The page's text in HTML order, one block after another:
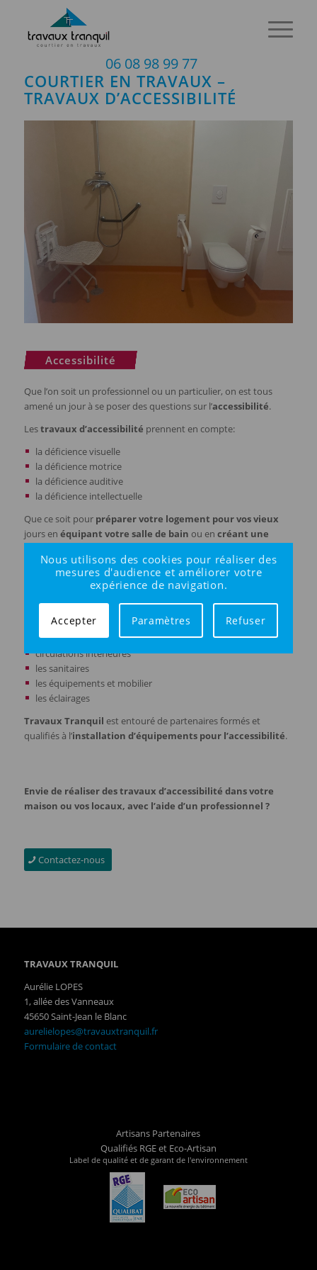
06 08 98 99 77
COURTIER EN TRAVAUX –
TRAVAUX D’ACCESSIBILITÉ
Accessibilité
Que l’on soit un professionnel ou un particulier, on est tous
amené un jour à se poser des questions sur l’accessibilité.
Lestravaux d’accessibilité prennent en compte:
la déficience visuelle
la déficience motrice
la déficience auditive
la déficience intellectuelle
Que ce soit pour préparer votre logement pour vos vieux
jours en équipant votre salle de bain ou en créant une
vous guidera dans ces démarches.
d’une partie du bâtiment :
cheminement extérieur
stationnement des véhicules
accès et accueil
circulations intérieures
les sanitaires
les équipements et mobilier
les éclairages
Travaux Tranquil est entouré de partenaires formés et
qualifiés à l’installation d’équipements pour l’accessibilité.
Envie de réaliser des travaux d’accessibilité dans votre
maison ou vos locaux, avec l’aide d’un professionnel ?
Contactez-nous
TRAVAUX TRANQUIL
Aurélie LOPES
1, allée des Vanneaux
45650 Saint-Jean le Blanc
aurelielopes@travauxtranquil.fr
Formulaire de contact
Artisans Partenaires
Qualifiés RGE et Eco-Artisan
Label de qualité et de garant de l'environnement
Nous utilisons des cookies pour réaliser des
mesures d'audience et améliorer votre
expérience de navigation.
Accepter Paramètres Refuser